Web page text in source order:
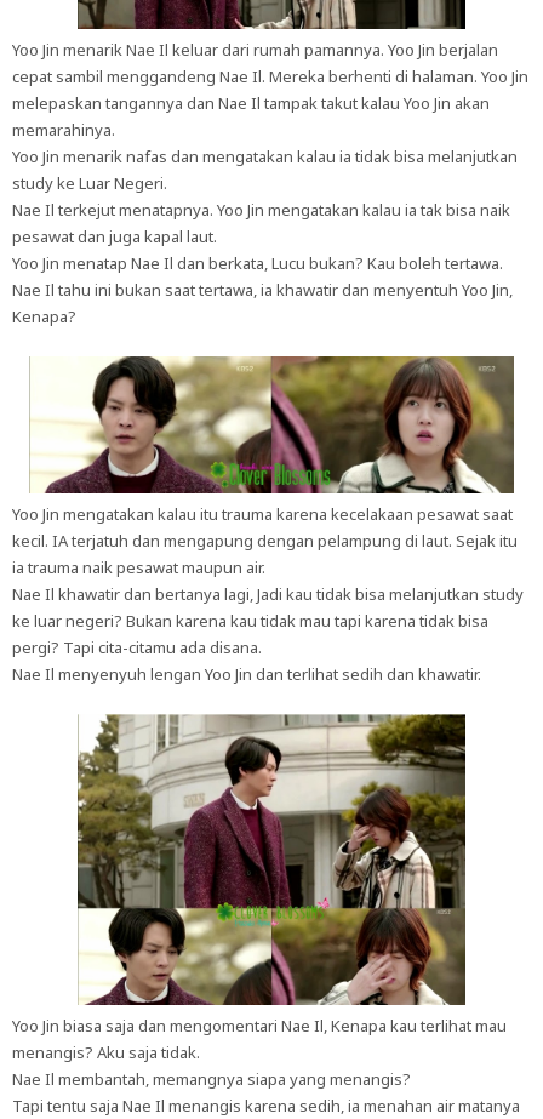
Yoo Jin menarik Nae Il keluar dari rumah pamannya. Yoo Jin berjalan
cepat sambil menggandeng Nae Il. Mereka berhenti di halaman. Yoo Jin
melepaskan tangannya dan Nae Il tampak takut kalau Yoo Jin akan
memarahinya.
Yoo Jin menarik nafas dan mengatakan kalau ia tidak bisa melanjutkan
study ke Luar Negeri.
Nae Il terkejut menatapnya. Yoo Jin mengatakan kalau ia tak bisa naik
pesawat dan juga kapal laut.
Yoo Jin menatap Nae Il dan berkata, Lucu bukan? Kau boleh tertawa.
Nae Il tahu ini bukan saat tertawa, ia khawatir dan menyentuh Yoo Jin,
Kenapa?
Yoo Jin mengatakan kalau itu trauma karena kecelakaan pesawat saat
kecil. IA terjatuh dan mengapung dengan pelampung di laut. Sejak itu
ia trauma naik pesawat maupun air.
Nae Il khawatir dan bertanya lagi, Jadi kau tidak bisa melanjutkan study
ke luar negeri? Bukan karena kau tidak mau tapi karena tidak bisa
pergi? Tapi cita-citamu ada disana.
Nae Il menyenyuh lengan Yoo Jin dan terlihat sedih dan khawatir.
Yoo Jin biasa saja dan mengomentari Nae Il, Kenapa kau terlihat mau
menangis? Aku saja tidak.
Nae Il membantah, memangnya siapa yang menangis?
Tapi tentu saja Nae Il menangis karena sedih, ia menahan air matanya